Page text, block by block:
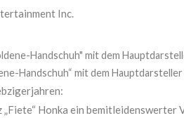
Inc.
Handschuh“ mit dem
Honka ein